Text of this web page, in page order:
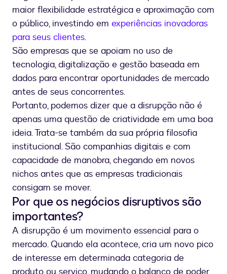
maior flexibilidade estratégica e aproximação com
o público, investindo em experiências inovadoras
para seus clientes.
São empresas que se apoiam no uso de
tecnologia, digitalização e gestão baseada em
dados para encontrar oportunidades de mercado
antes de seus concorrentes.
Portanto, podemos dizer que a disrupção não é
apenas uma questão de criatividade em uma boa
ideia. Trata-se também da sua própria filosofia
institucional. São companhias digitais e com
capacidade de manobra, chegando em novos
nichos antes que as empresas tradicionais
consigam se mover.
Por que os negócios disruptivos são
importantes?
A disrupção é um movimento essencial para o
mercado. Quando ela acontece, cria um novo pico
de interesse em determinada categoria de